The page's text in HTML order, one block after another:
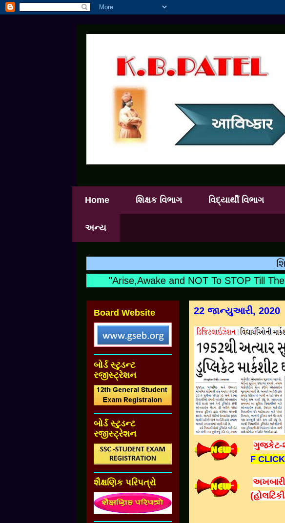
Home શિક્ષક વિભાગ વિદ્યાર્થી વિભાગ
અન્ય
શિક્ષક-
"Arise,Awake and NOT To STOP Till The
22 જાન્યુઆરી, 2020
ગુજકેટ-
F
અખબારી
Board Website
બોર્ડ સ્ટુડન્ટ
રજીસ્ટ્રેશન
બોર્ડ સ્ટુડન્ટ
રજીસ્ટ્રેશન
શૈક્ષણિક પરિપત્રો